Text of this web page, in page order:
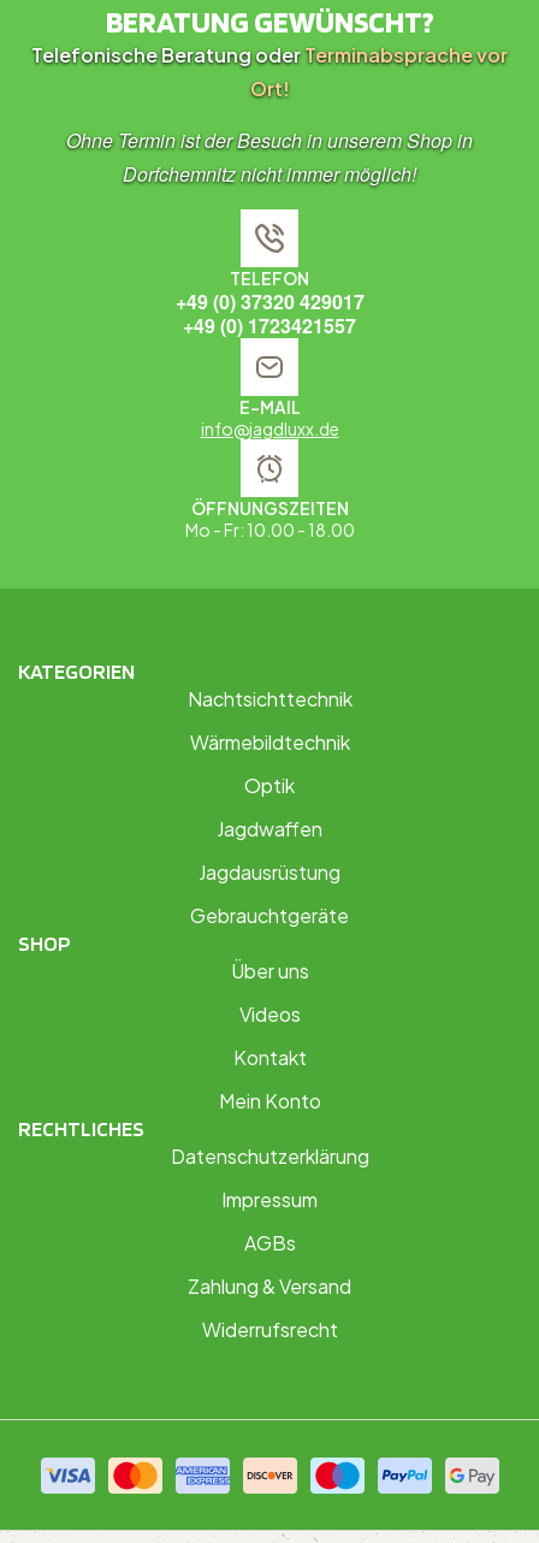
BERATUNG GEWÜNSCHT?
Telefonische Beratung oderTerminabsprache vor
Ort!
Ohne Termin ist der Besuch in unserem Shop in
Dorfchemnitz nicht immer möglich!
TELEFON
+49 (0) 37320 429017
+49 (0) 1723421557
E-MAIL
info@jagdluxx.de
ÖFFNUNGSZEITEN
Mo - Fr: 10.00 - 18.00
KATEGORIEN
Nachtsichttechnik
Wärmebildtechnik
Optik
Jagdwaffen
Jagdausrüstung
Gebrauchtgeräte
SHOP
Über uns
Videos
Kontakt
Mein Konto
RECHTLICHES
Datenschutzerklärung
Impressum
AGBs
Zahlung & Versand
Widerrufsrecht